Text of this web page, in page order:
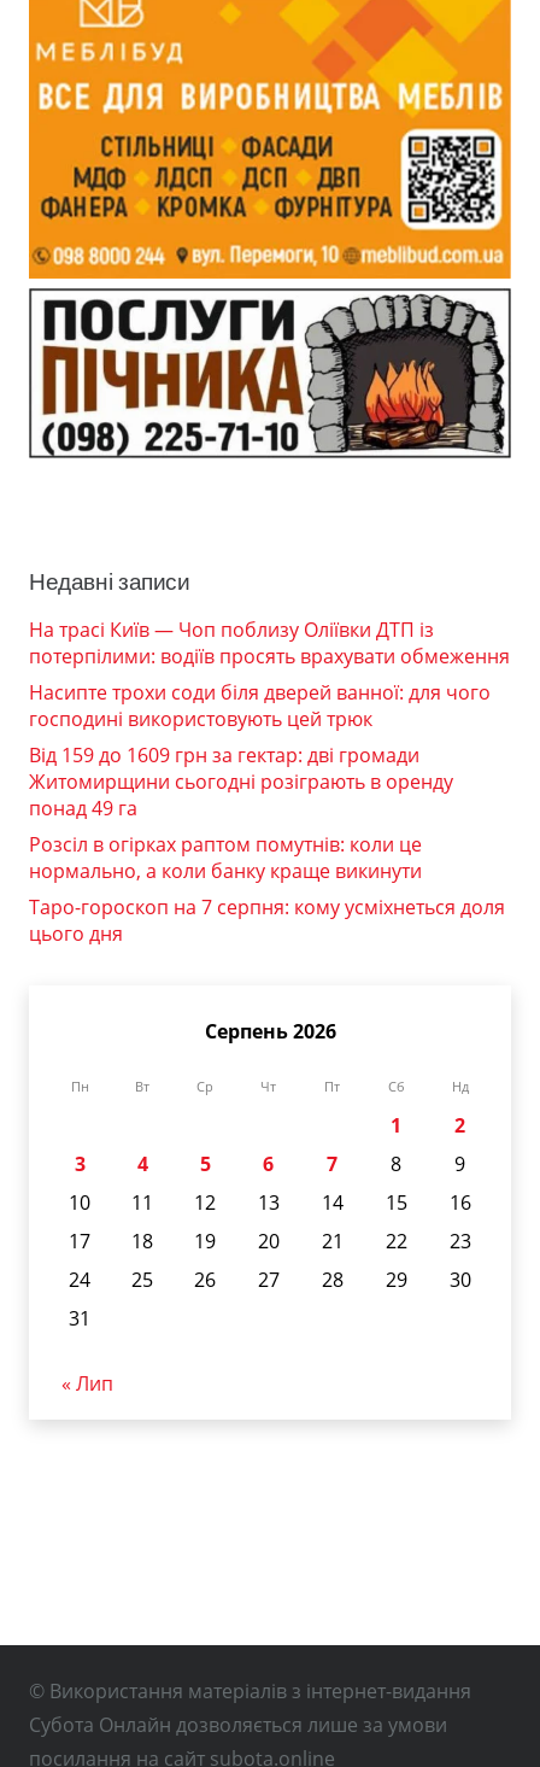
Недавні записи
На трасі Київ — Чоп поблизу Оліївки ДТП із
потерпілими: водіїв просять врахувати обмеження
Насипте трохи соди біля дверей ванної: для чого
господині використовують цей трюк
Від 159 до 1609 грн за гектар: дві громади
Житомирщини сьогодні розіграють в оренду
понад 49 га
Розсіл в огірках раптом помутнів: коли це
нормально, а коли банку краще викинути
Таро-гороскоп на 7 серпня: кому усміхнеться доля
цього дня
Серпень 2026
Пн Вт Ср Чт Пт Сб Нд
1
2
3
4 5 6 7 8
9
10
11 12 13 14 15
16
17
18 19 20 21 22
23
24
25 26 27 28 29
30
31
« Лип
© Використання матеріалів з інтернет-видання
Субота Онлайн дозволяється лише за умови
посилання на сайт subota.online